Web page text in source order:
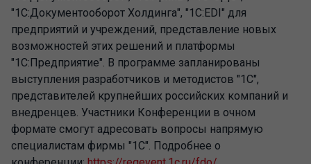
"1С:Документооборот Холдинга", "1С:EDI" для
предприятий и учреждений, представление новых
возможностей этих решений и платформы
"1С:Предприятие". В программе запланированы
выступления разработчиков и методистов "1С",
представителей крупнейших российских компаний и
внедренцев. Участники Конференции в очном
формате смогут адресовать вопросы напрямую
специалистам фирмы "1С". Подробнее о